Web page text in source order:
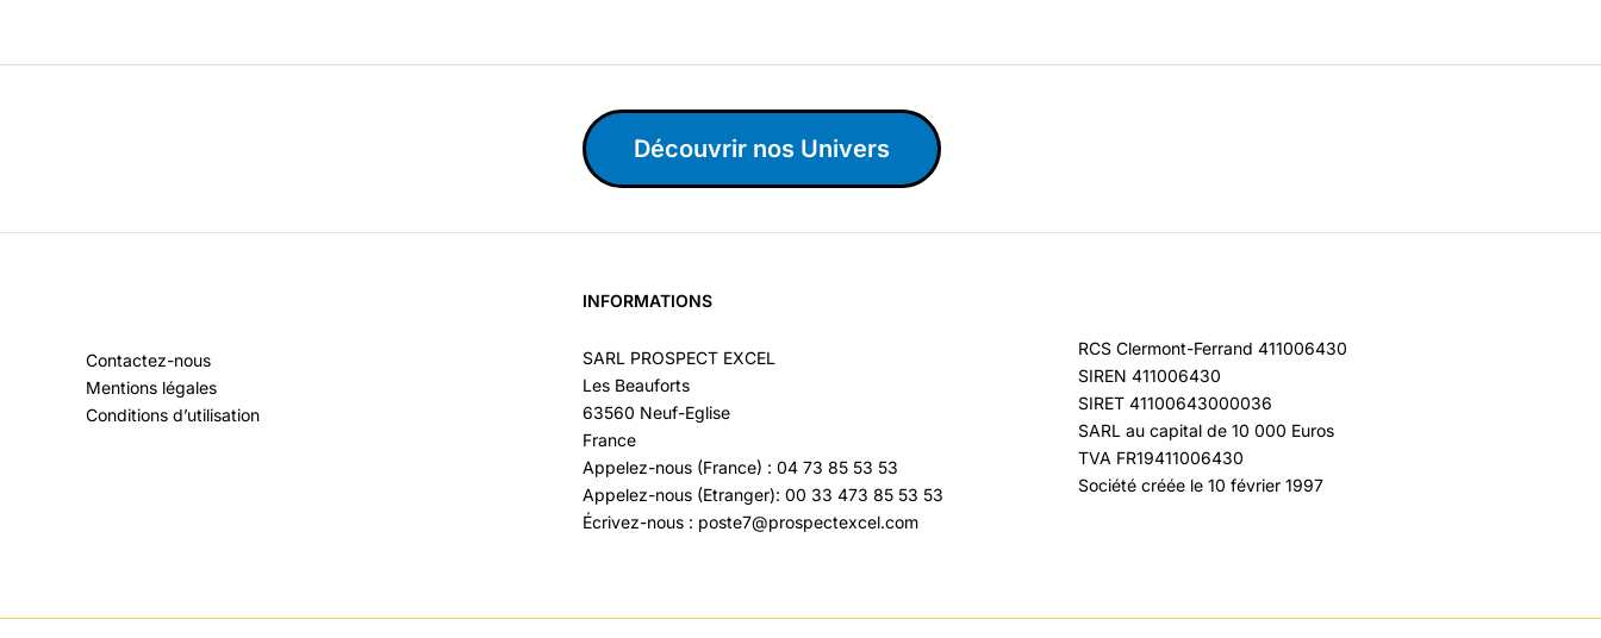
Découvrir nos Univers
Contactez-nous
Mentions légales
Conditions d’utilisation
INFORMATIONS
SARL PROSPECT EXCEL
Les Beauforts
63560 Neuf-Eglise
France
Appelez-nous (France) : 04 73 85 53 53
Appelez-nous (Etranger): 00 33 473 85 53 53
Écrivez-nous : poste7@prospectexcel.com
RCS Clermont-Ferrand 411006430
SIREN 411006430
SIRET 41100643000036
SARL au capital de 10 000 Euros
TVA FR19411006430
Société créée le 10 février 1997